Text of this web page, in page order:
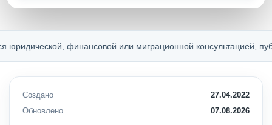
финансовой или миграционной консультацией,
Создано
27.04.2022
Обновлено
07.08.2026